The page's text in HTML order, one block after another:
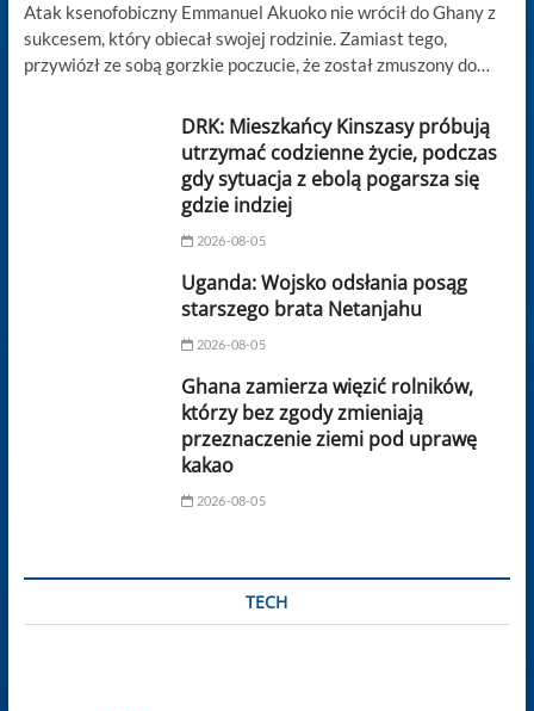
Atak ksenofobiczny Emmanuel Akuoko nie wrócił do Ghany z
sukcesem, który obiecał swojej rodzinie. Zamiast tego,
przywiózł ze sobą gorzkie poczucie, że został zmuszony do…
DRK: Mieszkańcy Kinszasy próbują
utrzymać codzienne życie, podczas
gdy sytuacja z ebolą pogarsza się
gdzie indziej
2026-08-05
Uganda: Wojsko odsłania posąg
starszego brata Netanjahu
2026-08-05
Ghana zamierza więzić rolników,
którzy bez zgody zmieniają
przeznaczenie ziemi pod uprawę
kakao
2026-08-05
TECH